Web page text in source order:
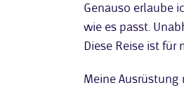
Genauso erlaube
wie es passt.
Diese Reise ist
Meine Ausrüstung